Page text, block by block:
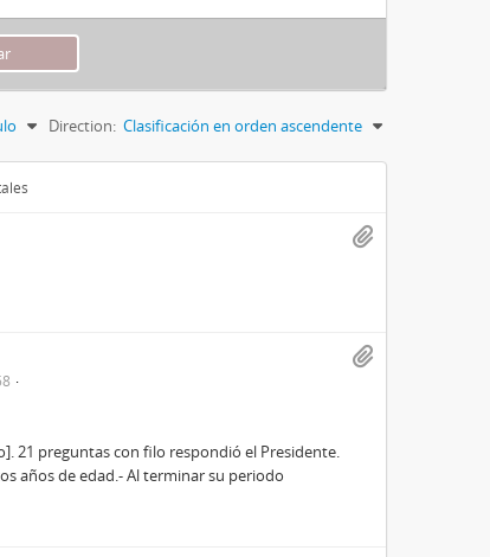
Direction: Clasificación en orden ascendente
21 preguntas con filo respondió el Presidente.
años de edad.- Al terminar su periodo